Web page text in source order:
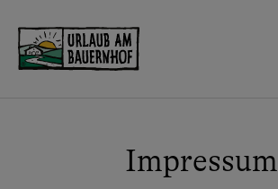
Impressum